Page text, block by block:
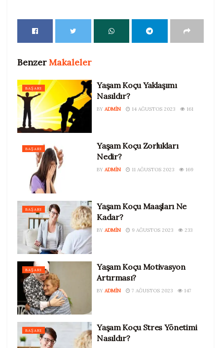
BenzerMakaleler
BAŞARI
Yaşam Koçu Yaklaşımı
Nasıldır?
BY ADMIN 14 AĞUSTOS 2023 161
BAŞARI
Yaşam Koçu Zorlukları
Nedir?
BY ADMIN 11 AĞUSTOS 2023 169
BAŞARI
Yaşam Koçu Maaşları Ne
Kadar?
BY ADMIN 9 AĞUSTOS 2023 233
BAŞARI
Yaşam Koçu Motivasyon
Artırması?
BY ADMIN 7 AĞUSTOS 2023 147
BAŞARI
Yaşam Koçu Stres Yönetimi
Nasıldır?